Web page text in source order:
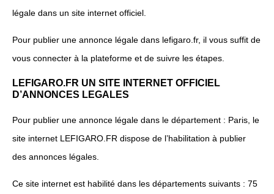
légale dans un site internet officiel.
Pour publier une annonce légale dans lefigaro.fr, il vous suffit de
vous connecter à la plateforme et de suivre les étapes.
LEFIGARO.FR UN SITE INTERNET OFFICIEL
D’ANNONCES LEGALES
Pour publier une annonce légale dans le département : Paris, le
site internet LEFIGARO.FR dispose de l’habilitation à publier
des annonces légales.
Ce site internet est habilité dans les départements suivants : 75